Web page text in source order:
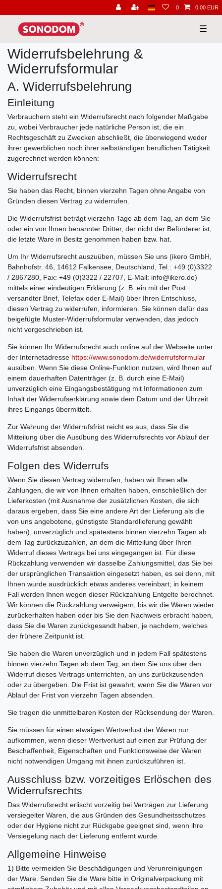
0 0,00 EUR
☰
Widerrufsbelehrung &
Widerrufsformular
A. Widerrufsbelehrung
Einleitung
Verbrauchern steht ein Widerrufsrecht nach folgender Maßgabe
zu, wobei Verbraucher jede natürliche Person ist, die ein
Rechtsgeschäft zu Zwecken abschließt, die überwiegend weder
ihrer gewerblichen noch ihrer selbständigen beruflichen Tätigkeit
zugerechnet werden können:
Widerrufsrecht
Sie haben das Recht, binnen vierzehn Tagen ohne Angabe von
Gründen diesen Vertrag zu widerrufen.
Die Widerrufsfrist beträgt vierzehn Tage ab dem Tag, an dem Sie
oder ein von Ihnen benannter Dritter, der nicht der Beförderer ist,
die letzte Ware in Besitz genommen haben bzw. hat.
Um Ihr Widerrufsrecht auszuüben, müssen Sie uns (ikero GmbH,
Bahnhofstr. 46, 14612 Falkensee, Deutschland, Tel.: +49 (0)3322
/ 2867280, Fax: +49 (0)3322 / 22707, E-Mail: info@ikero.de)
mittels einer eindeutigen Erklärung (z. B. ein mit der Post
versandter Brief, Telefax oder E-Mail) über Ihren Entschluss,
diesen Vertrag zu widerrufen, informieren. Sie können dafür das
beigefügte Muster-Widerrufsformular verwenden, das jedoch
nicht vorgeschrieben ist.
Sie können Ihr Widerrufsrecht auch online auf der Webseite unter
der Internetadresse https://www.sonodom.de/widerrufsformular
ausüben. Wenn Sie diese Online-Funktion nutzen, wird Ihnen auf
einem dauerhaften Datenträger (z. B. durch eine E-Mail)
unverzüglich eine Eingangsbestätigung mit Informationen zum
Inhalt der Widerrufserklärung sowie dem Datum und der Uhrzeit
ihres Eingangs übermittelt.
Zur Wahrung der Widerrufsfrist reicht es aus, dass Sie die
Mitteilung über die Ausübung des Widerrufsrechts vor Ablauf der
Widerrufsfrist absenden.
Folgen des Widerrufs
Wenn Sie diesen Vertrag widerrufen, haben wir Ihnen alle
Zahlungen, die wir von Ihnen erhalten haben, einschließlich der
Lieferkosten (mit Ausnahme der zusätzlichen Kosten, die sich
daraus ergeben, dass Sie eine andere Art der Lieferung als die
von uns angebotene, günstigste Standardlieferung gewählt
haben), unverzüglich und spätestens binnen vierzehn Tagen ab
dem Tag zurückzuzahlen, an dem die Mitteilung über Ihren
Widerruf dieses Vertrags bei uns eingegangen ist. Für diese
Rückzahlung verwenden wir dasselbe Zahlungsmittel, das Sie bei
der ursprünglichen Transaktion eingesetzt haben, es sei denn, mit
Ihnen wurde ausdrücklich etwas anderes vereinbart; in keinem
Fall werden Ihnen wegen dieser Rückzahlung Entgelte berechnet.
Wir können die Rückzahlung verweigern, bis wir die Waren wieder
zurückerhalten haben oder bis Sie den Nachweis erbracht haben,
dass Sie die Waren zurückgesandt haben, je nachdem, welches
der frühere Zeitpunkt ist.
Sie haben die Waren unverzüglich und in jedem Fall spätestens
binnen vierzehn Tagen ab dem Tag, an dem Sie uns über den
Widerruf dieses Vertrags unterrichten, an uns zurückzusenden
oder zu übergeben. Die Frist ist gewahrt, wenn Sie die Waren vor
Ablauf der Frist von vierzehn Tagen absenden.
Sie tragen die unmittelbaren Kosten der Rücksendung der Waren.
Sie müssen für einen etwaigen Wertverlust der Waren nur
aufkommen, wenn dieser Wertverlust auf einen zur Prüfung der
Beschaffenheit, Eigenschaften und Funktionsweise der Waren
nicht notwendigen Umgang mit ihnen zurückzuführen ist.
Ausschluss bzw. vorzeitiges Erlöschen des
Widerrufsrechts
Das Widerrufsrecht erlischt vorzeitig bei Verträgen zur Lieferung
versiegelter Waren, die aus Gründen des Gesundheitsschutzes
oder der Hygiene nicht zur Rückgabe geeignet sind, wenn ihre
Versiegelung nach der Lieferung entfernt wurde.
Allgemeine Hinweise
1) Bitte vermeiden Sie Beschädigungen und Verunreinigungen
der Ware. Senden Sie die Ware bitte in Originalverpackung mit